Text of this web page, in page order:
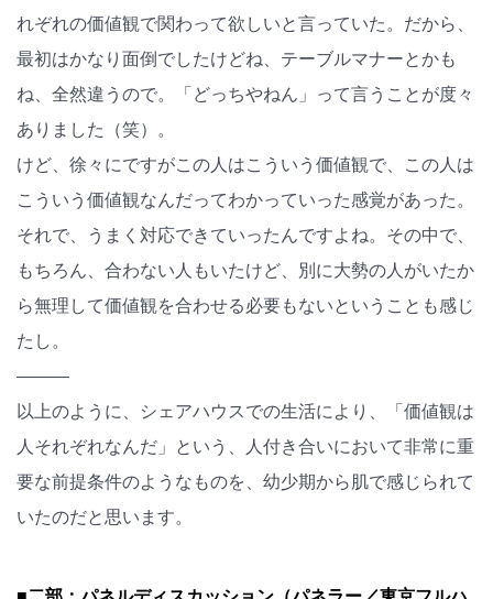
れぞれの価値観で関わって欲しいと言っていた。だから、
最初はかなり面倒でしたけどね、テーブルマナーとかも
ね、全然違うので。「どっちやねん」って言うことが度々
ありました（笑）。
けど、徐々にですがこの人はこういう価値観で、この人は
こういう価値観なんだってわかっていった感覚があった。
それで、うまく対応できていったんですよね。その中で、
もちろん、合わない人もいたけど、別に大勢の人がいたか
ら無理して価値観を合わせる必要もないということも感じ
たし。
―――
以上のように、シェアハウスでの生活により、「価値観は
人それぞれなんだ」という、人付き合いにおいて非常に重
要な前提条件のようなものを、幼少期から肌で感じられて
いたのだと思います。